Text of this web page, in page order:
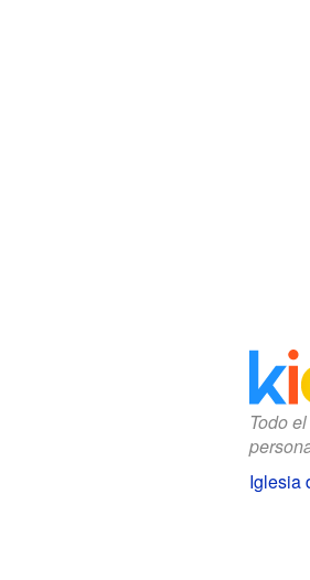
Todo
Iglesia